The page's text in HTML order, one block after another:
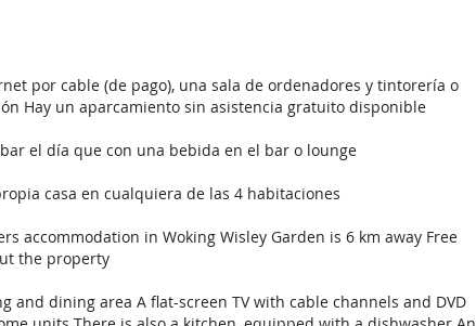
por cable (de pago), una sala de ordenadores y tintorería o
Hay un aparcamiento sin asistencia gratuito disponible
el día que con una bebida en el bar o lounge
casa en cualquiera de las 4 habitaciones
accommodation in Woking Wisley Garden is 6 km away Free
the property
and dining area A flat-screen TV with cable channels and DVD